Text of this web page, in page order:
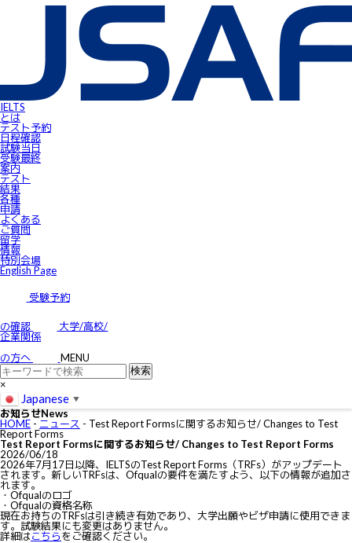
IELTS
とは
テスト予約
日程確認
試験当⽇
受験最終
案内
テスト
結果
各種
申請
よくある
ご質問
留学
情報
特別会場
English Page
受験予約
の確認
大学/高校/
企業関係
の方へ
MENU
×
Japanese ▼
お知らせNews
HOME - ニュース - Test Report Formsに関するお知らせ/ Changes to Test
Report Forms
Test Report Formsに関するお知らせ/ Changes to Test Report Forms
2026/06/18
2026年7月17日以降、IELTSのTest Report Forms（TRFs）がアップデート
されます。新しいTRFsは、Ofqualの要件を満たすよう、以下の情報が追加さ
れます。
・Ofqualのロゴ
・Ofqualの資格名称
現在お持ちのTRFsは引き続き有効であり、大学出願やビザ申請に使用できま
す。試験結果にも変更はありません。
詳細はこちらをご確認ください。
無料IELTSオンラインコース
James⼩⾕のIELTS必勝攻略㊙講座
IELTS Masterclass Webinar
ワンポイント・アドバイス動画
JSAF-IELTS Academic Supervisor
IELTSサクセスストーリー
IELTSオンラインセミナー
Prepare for IELTS
Book Your Test
Apply for IELTS at Public Venue
Request for Speaking Test Date/Time
Final Information
FAQ
Access
Results
IELTS東梅田｜JSAF-IELTS公式テストセンター 大阪（JP112）
IELTS京都｜JSAF-IELTS公式テストセンター 京都（JP112）
学部留学
語学留学
サイトマップ
アクセス
特定商取引に関する法律に基づく表示
個人情報の取り扱いについて
IELTSの個⼈情報の取り扱いについて
免責事項
利用規約